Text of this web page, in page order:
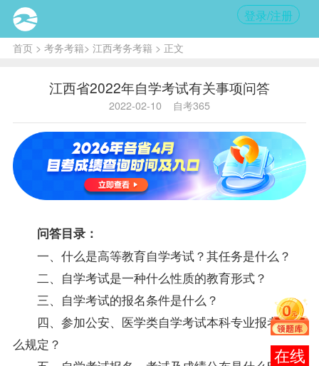
登录/注册
首页> 考务考籍> 江西考务考籍 > 正文
江西省2022年自学考试有关事项问答
2022-02-10 自考365
问答目录：
一、什么是高等教育自学考试？其任务是什么？
二、自学考试是一种什么性质的教育形式？
三、自学考试的报名条件是什么？
四、参加公安、医学类自学考试本科专业报考有什
么规定？
报考